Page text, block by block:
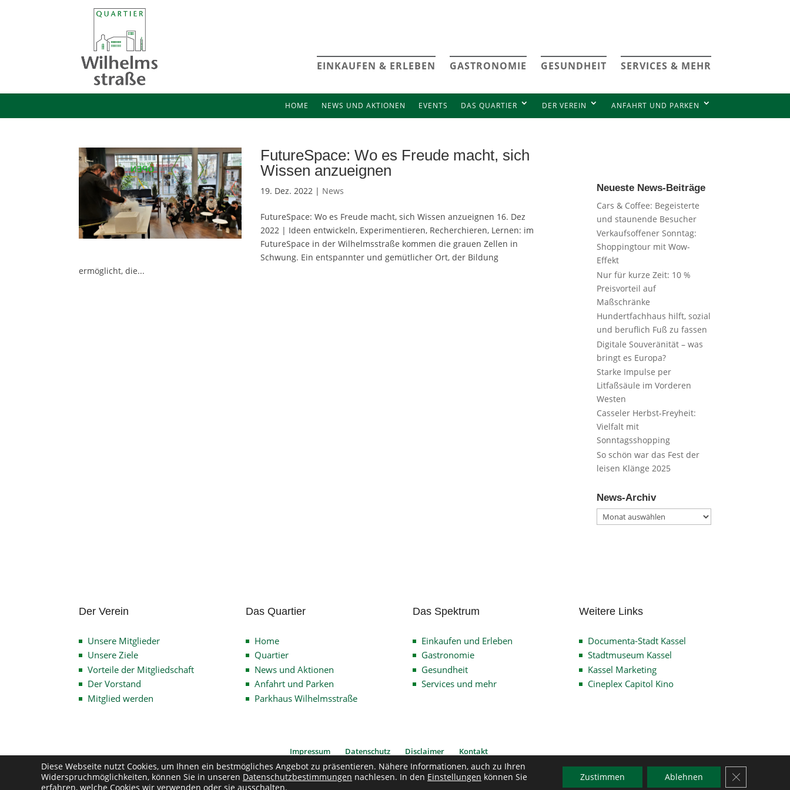
EINKAUFEN & ERLEBEN GASTRONOMIE GESUNDHEIT SERVICES & MEHR
HOME NEWS UND AKTIONEN EVENTS DAS QUARTIER DER VEREIN ANFAHRT UND PARKEN
FutureSpace: Wo es Freude macht, sich
Wissen anzueignen
19. Dez. 2022 | News
FutureSpace: Wo es Freude macht, sich Wissen anzueignen 16. Dez
2022 | Ideen entwickeln, Experimentieren, Recherchieren, Lernen: im
FutureSpace in der Wilhelmsstraße kommen die grauen Zellen in
Schwung. Ein entspannter und gemütlicher Ort, der Bildung
ermöglicht, die...
Neueste News-Beiträge
Cars & Coffee: Begeisterte
und staunende Besucher
Verkaufsoffener Sonntag:
Shoppingtour mit Wow-
Effekt
Nur für kurze Zeit: 10 %
Preisvorteil auf
Maßschränke
Hundertfachhaus hilft, sozial
und beruflich Fuß zu fassen
Digitale Souveränität – was
bringt es Europa?
Starke Impulse per
Litfaßsäule im Vorderen
Westen
Casseler Herbst-Freyheit:
Vielfalt mit
Sonntagsshopping
So schön war das Fest der
leisen Klänge 2025
News-Archiv
News-
Archiv
Der Verein
Unsere Mitglieder
Unsere Ziele
Vorteile der Mitgliedschaft
Der Vorstand
Mitglied werden
Das Quartier
Home
Quartier
News und Aktionen
Anfahrt und Parken
Parkhaus Wilhelmsstraße
Das Spektrum
Einkaufen und Erleben
Gastronomie
Gesundheit
Services und mehr
Weitere Links
Documenta-Stadt Kassel
Stadtmuseum Kassel
Kassel Marketing
Cineplex Capitol Kino
Impressum Datenschutz Disclaimer Kontakt
Copyright © 2026Verein Quartier Wilhelmsstrasse | Alle Rechte vorbehalten
Diese Webseite nutzt Cookies, um Ihnen ein bestmögliches Angebot zu präsentieren. Nähere Informationen, auch zu Ihren
Widerspruchmöglichkeiten, können Sie in unseren Datenschutzbestimmungen nachlesen. In den Einstellungen können Sie
erfahren, welche Cookies wir verwenden oder sie ausschalten.
Zustimmen Ablehnen GDPR